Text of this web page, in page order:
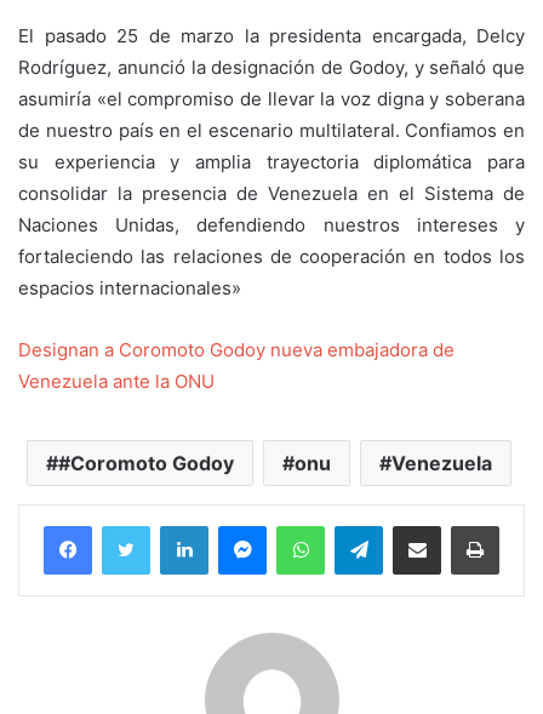
El pasado 25 de marzo la presidenta encargada, Delcy
Rodríguez, anunció la designación de Godoy, y señaló que
asumiría «el compromiso de llevar la voz digna y soberana
de nuestro país en el escenario multilateral. Confiamos en
su experiencia y amplia trayectoria diplomática para
consolidar la presencia de Venezuela en el Sistema de
Naciones Unidas, defendiendo nuestros intereses y
fortaleciendo las relaciones de cooperación en todos los
espacios internacionales»
Designan a Coromoto Godoy nueva embajadora de
Venezuela ante la ONU
#Coromoto Godoy onu Venezuela
FacebookTwitter LinkedInMessengerWhatsAppTelegramCompartir por correo electrónico